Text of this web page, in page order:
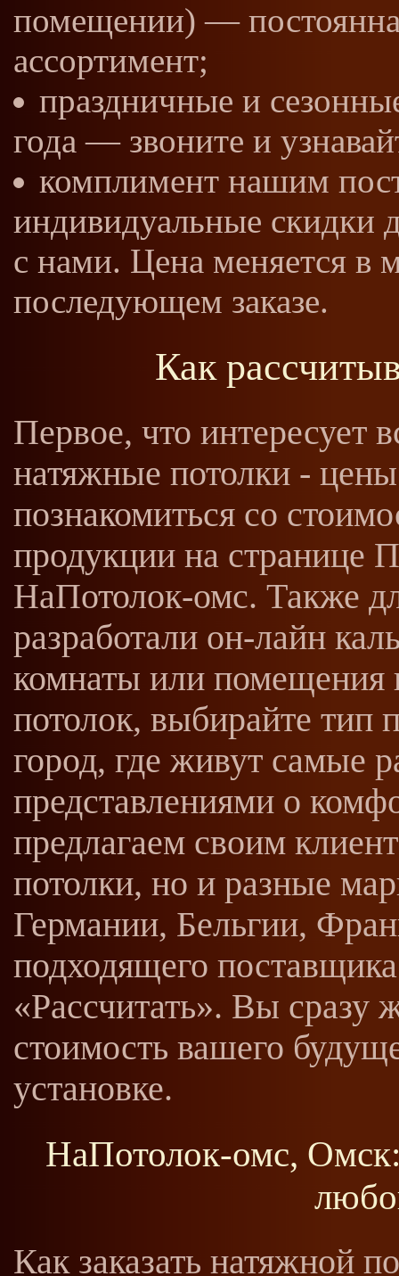
помещении) —
ассортимент;
праздничные и
года — звоните и
комплимент нашим
индивидуальные скидки
с нами. Цена меняется
последующем заказе.
Как
Первое, что интересует
натяжные потолки -
познакомиться со
продукции на странице
НаПотолок-омс. Также
разработали он-лайн
комнаты или помещения
потолок, выбирайте
город, где живут самые
представлениями о
предлагаем своим
потолки, но и разные
Германии, Бельгии,
подходящего
«Рассчитать». Вы сразу
стоимость вашего
установке.
НаПотолок-омс,
Как заказать натяжной